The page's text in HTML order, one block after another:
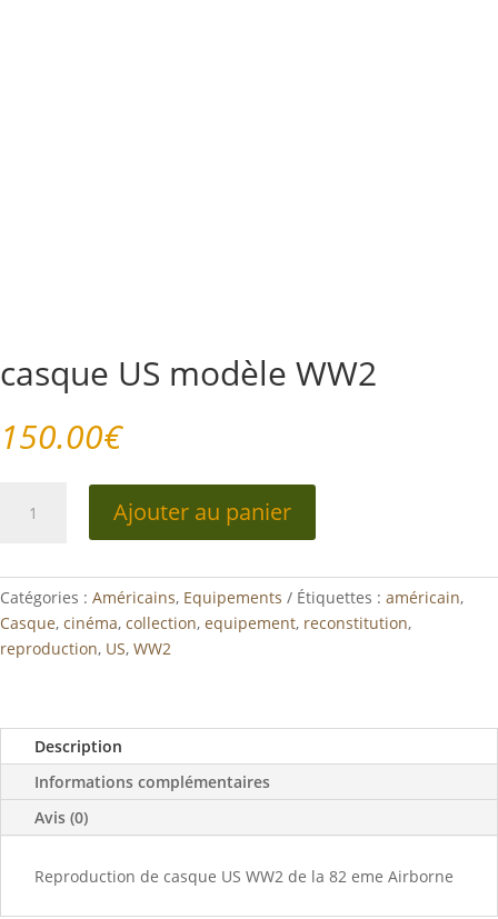
casque US modèle WW2
150.00€
modèle
WW2
Ajouter au panier
Catégories : Américains, Equipements Étiquettes : américain,
Casque, cinéma, collection, equipement, reconstitution,
reproduction, US, WW2
Description
Informations complémentaires
Avis (0)
Reproduction de casque US WW2 de la 82 eme Airborne